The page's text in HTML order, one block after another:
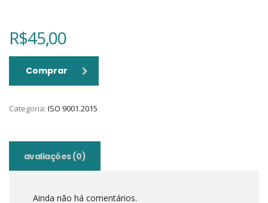
R$45,00
Comprar
Categoria: ISO 9001.2015
avaliações (0)
Ainda não há comentários.